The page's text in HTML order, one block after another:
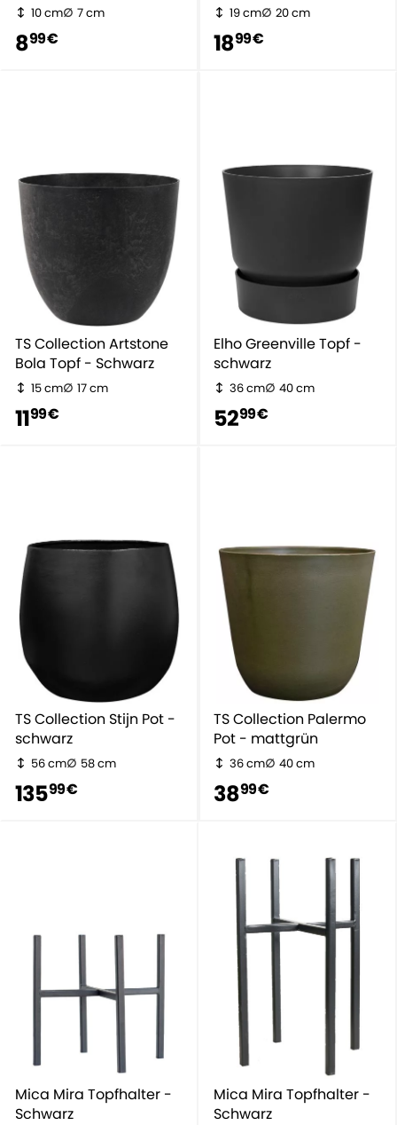
10 cm 7 cm
899 €
19 cm 20 cm
1899 €
TS Collection Artstone
Bola Topf - Schwarz
15 cm 17 cm
1199 €
Elho Greenville Topf -
schwarz
36 cm 40 cm
5299 €
TS Collection Stijn Pot -
schwarz
56 cm 58 cm
13599 €
TS Collection Palermo
Pot - mattgrün
36 cm 40 cm
3899 €
Mica Mira Topfhalter -
Schwarz
Mica Mira Topfhalter -
Schwarz